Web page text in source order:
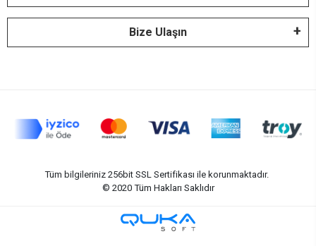
Bize Ulaşın
Tüm bilgileriniz 256bit SSL Sertifikası ile korunmaktadır.
© 2020 Tüm Hakları Saklıdır